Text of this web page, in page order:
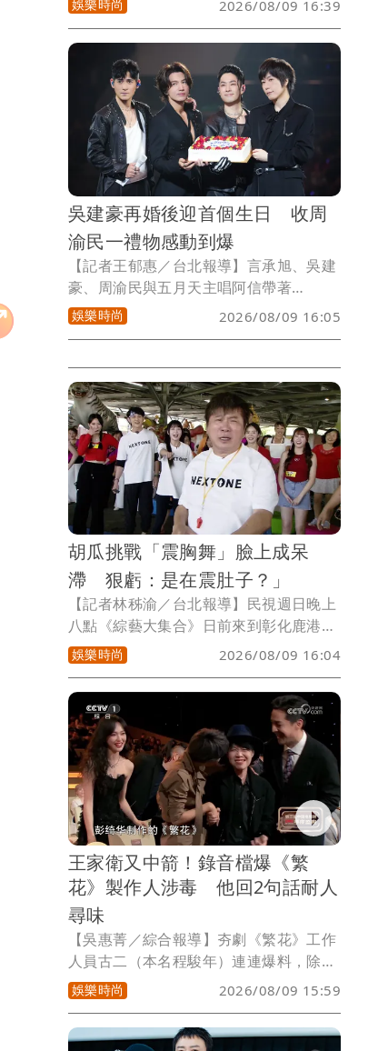
市集演出，暌違多時再度來到花蓮、也是
首度造訪富里的品冠，品冠笑說：「今天
雖然是工作，但也算是一種放風！來到這
漂亮的地方唱歌給大家聽。」還提醒大家
別忘了回家陪爸爸吃頓飯。
娛樂時尚 2026/08/09 16:39
吳建豪再婚後迎首個生日 收周
渝民一禮物感動到爆
【記者王郁惠／台北報導】言承旭、吳建
豪、周渝民與五月天主唱阿信帶著
《F✦FOREVER恆星之城》暌違23年再度
回到馬來西亞，7、8日登上吉隆坡Unifi
逢吳建豪48歲生日，現場大合唱「生日快
樂」送祝福，言承旭、周渝民、阿信更從
演唱會一路慶生到台下，3人親筆寫卡片
祝他健康平安，讓吳建豪感動直呼：「好
開心！好幸福！」
娛樂時尚 2026/08/09 16:05
胡瓜挑戰「震胸舞」臉上成呆
滯 狠虧：是在震肚子？」
【記者林秭渝／台北報導】民視週日晚上
八點《綜藝大集合》日前來到彰化鹿港的
「台灣護聖宮」，這裡供奉著全台唯一的
琉璃媽祖，整座廟宇用七萬片玻璃打造，
夜間燈光亮起，色彩斑斕、繽紛，是彰化
濱海地區極具特色的宗教景點，為全台最
夯廟宇之一。
娛樂時尚 2026/08/09 16:04
王家衛又中箭！錄音檔爆《繁
花》製作人涉毒 他回2句話耐人
尋味
【吳惠菁／綜合報導】夯劇《繁花》工作
人員古二（本名程駿年）連連爆料，除了
編劇署名勞資糾紛之外，還有導演王家衛
和編劇秦雯私下批評演員等種種輕挑言
論，使得王家衛跌落神壇，古二因而被劇
娛樂時尚 2026/08/09 15:59